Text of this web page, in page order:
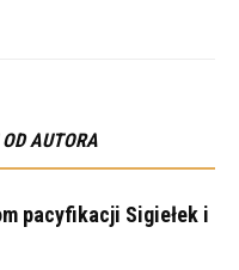
OD AUTORA
pacyfikacji Sigiełek i